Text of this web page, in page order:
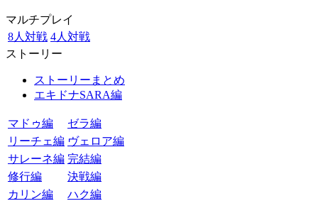
マルチプレイ
8人対戦 4人対戦
ストーリー
ストーリーまとめ
エキドナSARA編
マドゥ編
ゼラ編
リーチェ編 ヴェロア編
サレーネ編 完結編
修行編
決戦編
カリン編
ハク編